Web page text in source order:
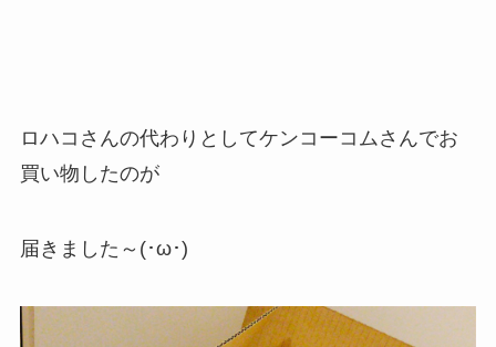
ロハコさんの代わりとしてケンコーコムさんでお
買い物したのが
届きました～(･ω･)